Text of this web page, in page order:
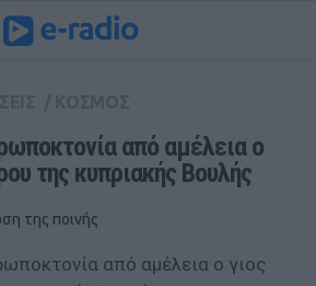
από αμέλεια ο
της κυπριακής Βουλής
της ποινής